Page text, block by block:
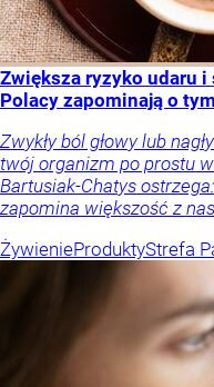
Zwiększa ryzyko udaru
Polacy zapominają o
Zwykły ból głowy lub
twój organizm po prostu
Bartusiak-Chatys
zapomina większość z
ŻywienieProduktyStrefa